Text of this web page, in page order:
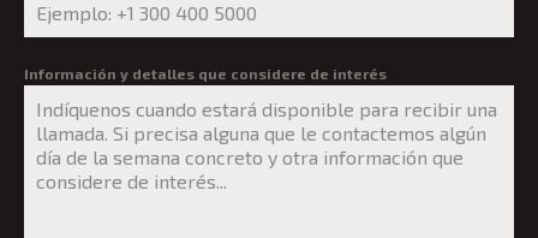
Información y detalles que considere de interés